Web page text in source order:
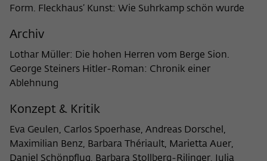
Form. Fleckhaus’ Kunst: Wie Suhrkamp schön wurde
Archiv
Lothar Müller: Die hohen Herren vom Berge Sion.
George Steiners Hitler-Roman: Chronik einer
Ablehnung
Konzept & Kritik
Eva Geulen, Carlos Spoerhase, Andreas Dorschel,
Maximilian Benz, Barbara Thériault, Marietta Auer,
Daniel Schönpflug, Barbara Stollberg-Rilinger, Julia
Laufzeit 30 Minuten
Zweck
den aktuellen Aufenthalt des Besuchs auf
der Webseite des Wissenschaftskollegs